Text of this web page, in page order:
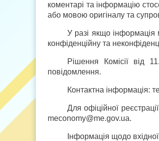
коментарі та інформацію
або мовою оригіналу та
У разі якщо інформація
конфіденційну та
Рішення Комісії від
повідомлення.
Контактна інформація:
Для офіційної
meconomy@me.gov.ua.
Інформація щодо